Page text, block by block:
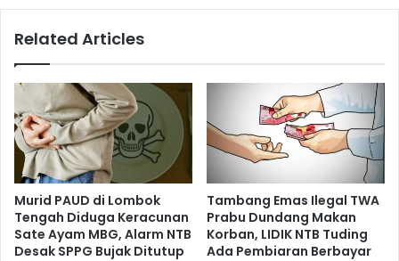
Related Articles
Murid PAUD di Lombok
Tengah Diduga Keracunan
Sate Ayam MBG, Alarm NTB
Desak SPPG Bujak Ditutup
Tambang Emas Ilegal TWA
Prabu Dundang Makan
Korban, LIDIK NTB Tuding
Ada Pembiaran Berbayar